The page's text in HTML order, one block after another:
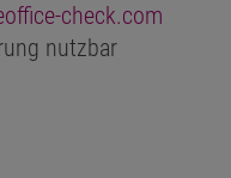
check.com
nutzbar